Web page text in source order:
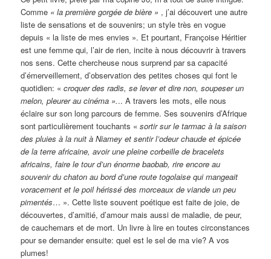
Comme « la première gorgée de bière » , j’ai découvert une autre
liste de sensations et de souvenirs; un style très en vogue
depuis « la liste de mes envies ». Et pourtant, Françoise Héritier
est une femme qui, l’air de rien, incite à nous découvrir à travers
nos sens. Cette chercheuse nous surprend par sa capacité
d’émerveillement, d’observation des petites choses qui font le
quotidien: «croquer des radis, se lever et dire non, soupeser un
melon, pleurer au cinéma »... A travers les mots, elle nous
éclaire sur son long parcours de femme. Ses souvenirs d’Afrique
sont particulièrement touchants «sortir sur le tarmac à la saison
des pluies à la nuit à Niamey et sentir l’odeur chaude et épicée
de la terre africaine, avoir une pleine corbeille de bracelets
africains, faire le tour d’un énorme baobab, rire encore au
souvenir du chaton au bord d’une route togolaise qui mangeait
voracement et le poil hérissé des morceaux de viande un peu
pimentés… ». Cette liste souvent poétique est faite de joie, de
découvertes, d’amitié, d’amour mais aussi de maladie, de peur,
de cauchemars et de mort. Un livre à lire en toutes circonstances
pour se demander ensuite: quel est le sel de ma vie? A vos
plumes!